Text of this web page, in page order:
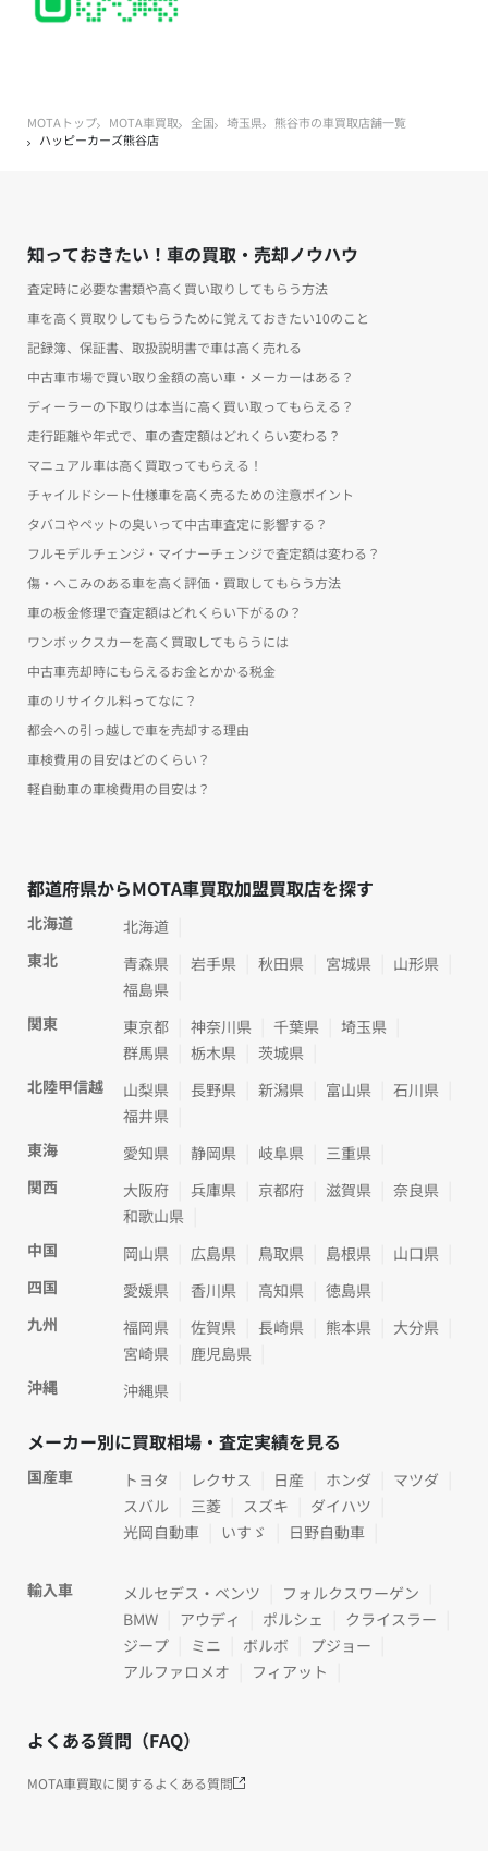
MOTAトップ MOTA車買取 全国 埼玉県
熊谷市の車買取店舗一覧
ハッピーカーズ熊谷店
知っておきたい！車の買取・売却ノウハウ
査定時に必要な書類や高く買い取りしてもらう方法
車を高く買取りしてもらうために覚えておきたい10のこと
記録簿、保証書、取扱説明書で車は高く売れる
中古車市場で買い取り金額の高い車・メーカーはある？
ディーラーの下取りは本当に高く買い取ってもらえる？
走行距離や年式で、車の査定額はどれくらい変わる？
マニュアル車は高く買取ってもらえる！
チャイルドシート仕様車を高く売るための注意ポイント
タバコやペットの臭いって中古車査定に影響する？
フルモデルチェンジ・マイナーチェンジで査定額は変わる？
傷・へこみのある車を高く評価・買取してもらう方法
車の板金修理で査定額はどれくらい下がるの？
ワンボックスカーを高く買取してもらうには
中古車売却時にもらえるお金とかかる税金
車のリサイクル料ってなに？
都会への引っ越しで車を売却する理由
車検費用の目安はどのくらい？
軽自動車の車検費用の目安は？
都道府県からMOTA車買取加盟買取店を探す
北海道
北海道
東北
青森県 岩手県 秋田県 宮城県
山形県
福島県
関東
東京都 神奈川県 千葉県
埼玉県
群馬県
栃木県
茨城県
北陸甲信越
山梨県 長野県 新潟県 富山県
石川県
福井県
東海
愛知県 静岡県 岐阜県
三重県
関西
大阪府 兵庫県 京都府 滋賀県
奈良県
和歌山県
中国
岡山県 広島県 鳥取県 島根県
山口県
四国
愛媛県 香川県 高知県
徳島県
九州
福岡県 佐賀県 長崎県 熊本県
大分県
宮崎県
鹿児島県
沖縄
沖縄県
メーカー別に買取相場・査定実績を見る
国産車 トヨタ レクサス 日産 ホンダ
マツダ
スバル
三菱 スズキ
ダイハツ
光岡自動車
いすゞ 日野自動車
輸入車 メルセデス・ベンツ
フォルクスワーゲン
BMW
アウディ ポルシェ
クライスラー
ジープ
ミニ ボルボ
プジョー
アルファロメオ
フィアット
よくある質問（FAQ）
MOTA車買取に関するよくある質問